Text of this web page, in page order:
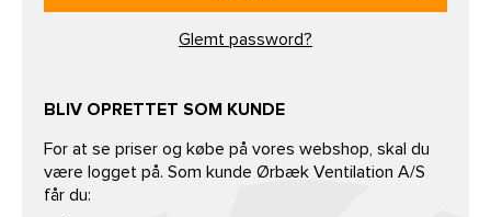
Glemt password?
BLIV OPRETTET SOM KUNDE
For at se priser og købe på vores webshop, skal du
være logget på. Som kunde Ørbæk Ventilation A/S
får du: